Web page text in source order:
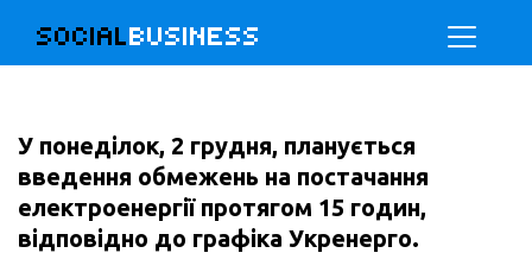
SOCIALBUSINESS
У понеділок, 2 грудня, планується
введення обмежень на постачання
електроенергії протягом 15 годин,
відповідно до графіка Укренерго.